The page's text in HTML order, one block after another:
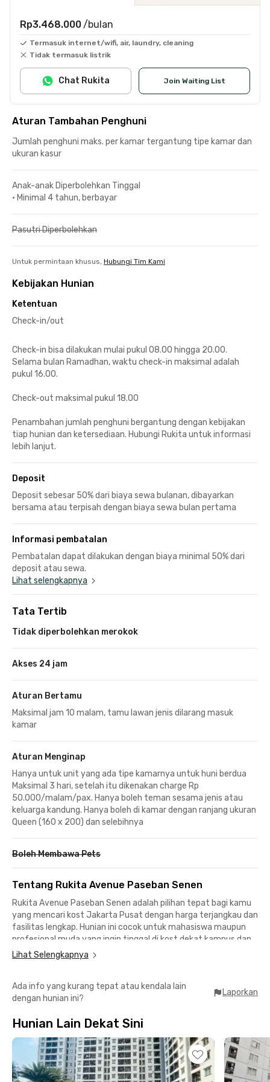
Rp3.468.000 /bulan
Termasuk internet/wifi, air, laundry, cleaning
Tidak termasuk listrik
Join Waiting List
Chat Rukita
Aturan Tambahan Penghuni
Jumlah penghuni maks. per kamar tergantung tipe kamar dan
ukuran kasur
Anak-anak Diperbolehkan Tinggal
• Minimal 4 tahun, berbayar
Pasutri Diperbolehkan
Untuk permintaan khusus, Hubungi Tim Kami
Kebijakan Hunian
Ketentuan
Check-in/out
Check-in bisa dilakukan mulai pukul 08.00 hingga 20.00.
Selama bulan Ramadhan, waktu check-in maksimal adalah
pukul 16.00.
Check-out maksimal pukul 18.00
Penambahan jumlah penghuni bergantung dengan kebijakan
tiap hunian dan ketersediaan. Hubungi Rukita untuk informasi
lebih lanjut.
Deposit
Deposit sebesar 50% dari biaya sewa bulanan, dibayarkan
bersama atau terpisah dengan biaya sewa bulan pertama
Informasi pembatalan
Pembatalan dapat dilakukan dengan biaya minimal 50% dari
deposit atau sewa.
Lihat selengkapnya
Tata Tertib
Tidak diperbolehkan merokok
Akses 24 jam
Aturan Bertamu
Maksimal jam 10 malam, tamu lawan jenis dilarang masuk
kamar
Aturan Menginap
Hanya untuk unit yang ada tipe kamarnya untuk huni berdua
Maksimal 3 hari, setelah itu dikenakan charge Rp
50.000/malam/pax. Hanya boleh teman sesama jenis atau
keluarga kandung. Hanya boleh di kamar dengan ranjang ukuran
Queen (160 x 200) dan selebihnya
Boleh Membawa Pets
Tentang Rukita Avenue Paseban Senen
Rukita Avenue Paseban Senen adalah pilihan tepat bagi kamu
yang mencari kost Jakarta Pusat dengan harga terjangkau dan
fasilitas lengkap. Hunian ini cocok untuk mahasiswa maupun
profesional muda yang ingin tinggal di kost dekat kampus dan
area perkantoran strategis. Lokasinya hanya 7 menit dari
Universitas Indonesia Kampus Salemba dan memiliki akses
hingga Sudirman.
akses transportasi publik. Kamu bisa naik KRL Commuter Line
dari Stasiun Kramat yang hanya berjarak 5 menit jalan kaki,
atau naik TransJakarta dari Halte Salemba UI yang dapat
ditempuh sekitar 4 menit berkendara. Dengan lokasi ini,
mobilitas sehari-hari jadi lebih praktis dan efisien.
Lihat Selengkapnya
Ada info yang kurang tepat atau kendala lain
dengan hunian ini?
Laporkan
Hunian Lain Dekat Sini